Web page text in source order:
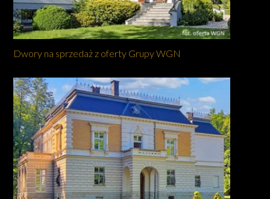
Dwory na sprzedaż z oferty Grupy WGN